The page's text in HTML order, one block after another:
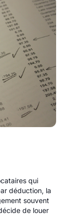
qui
déduction, la
souvent
de louer